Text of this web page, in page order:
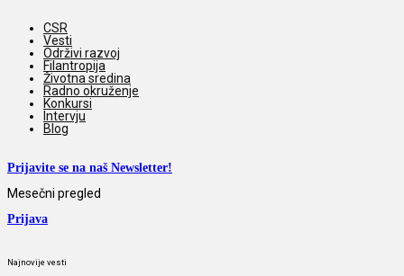
CSR
Vesti
Održivi razvoj
Filantropija
Životna sredina
Radno okruženje
Konkursi
Intervju
Blog
Prijavite se na naš Newsletter!
Mesečni pregled
Prijava
Najnovije vesti